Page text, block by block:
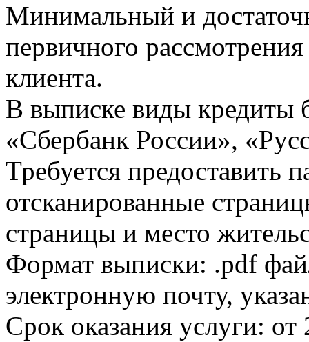
Минимальный и
первичного
клиента.
В выписке виды кредиты
«Сбербанк России»,
Требуется предоставить
отсканированные
страницы и место
Формат выписки: .pdf
электронную почту,
Срок оказания услуги: от